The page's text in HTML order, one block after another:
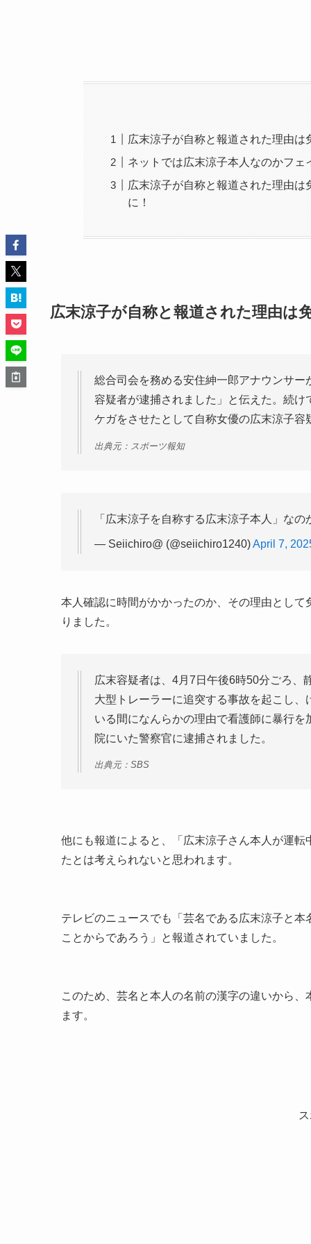
広末涼子が自称と報道された理由
ネットでは広末涼子本人なのかフェ
広末涼子が自称と報道された理由
に！
広末涼子が自称と報道された理由は
総合司会を務める安住紳一郎アナウンサ
容疑者が逮捕されました」と伝えた。続
ケガをさせたとして自称女優の広末涼子
出典元：スポーツ報知
「広末涼子を自称する広末涼子本人」な
— Seiichiro@ (@seiichiro1240)April 7,
本人確認に時間がかかったのか、その理由とし
りました。
広末容疑者は、4月7日午後6時50分ごろ、
大型トレーラーに追突する事故を起こし
いる間になんらかの理由で看護師に暴行
院にいた警察官に逮捕されました。
出典元：SBS
他にも報道によると、「広末涼子さん本人が運
たとは考えられないと思われます。
テレビのニュースでも「芸名である広末涼子と
ことからであろう」と報道されていました。
このため、芸名と本人の名前の漢字の違いから
ます。